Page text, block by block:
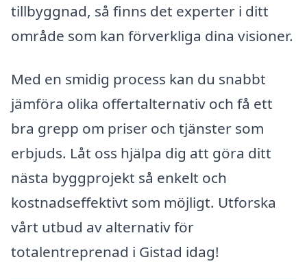
tillbyggnad, så finns det experter i ditt
område som kan förverkliga dina visioner.
Med en smidig process kan du snabbt
jämföra olika offertalternativ och få ett
bra grepp om priser och tjänster som
erbjuds. Låt oss hjälpa dig att göra ditt
nästa byggprojekt så enkelt och
kostnadseffektivt som möjligt. Utforska
vårt utbud av alternativ för
totalentreprenad i Gistad idag!